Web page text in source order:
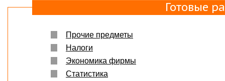
Готовые
Прочие предметы
Налоги
Экономика фирмы
Статистика